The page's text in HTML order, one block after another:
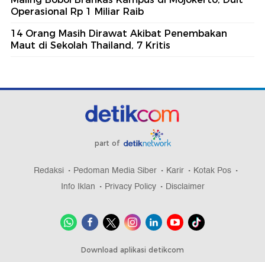
Operasional Rp 1 Miliar Raib
14 Orang Masih Dirawat Akibat Penembakan
Maut di Sekolah Thailand, 7 Kritis
part of
Redaksi Pedoman Media Siber Karir
Kotak Pos
Info Iklan
Privacy Policy Disclaimer
Download aplikasi detikcom